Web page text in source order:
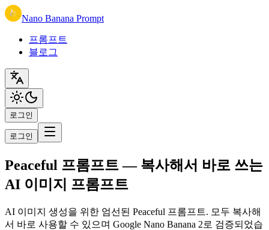
Nano Banana Prompt
프롬프트
블로그
로그인
로그인
Peaceful 프롬프트 — 복사해서 바로 쓰는
AI 이미지 프롬프트
AI 이미지 생성을 위한 엄선된 Peaceful 프롬프트. 모두 복사해
서 바로 사용할 수 있으며 Google Nano Banana 2로 검증되었습